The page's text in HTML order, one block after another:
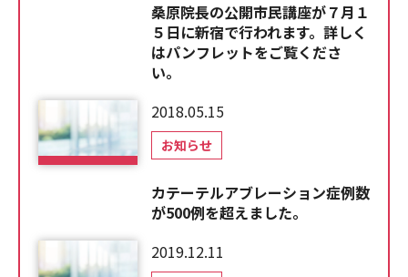
桑原院長の公開市民講座が７月１
５日に新宿で行われます。詳しく
はパンフレットをご覧くださ
い。
2018.05.15
お知らせ
カテーテルアブレーション症例数
が500例を超えました。
2019.12.11